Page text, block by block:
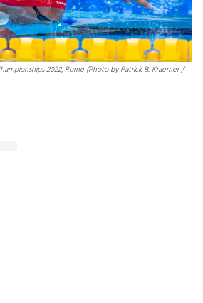
2022, Rome (Photo by Patrick B. Kraemer /